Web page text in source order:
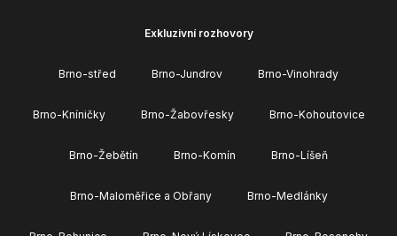
Exkluzivní rozhovory
Brno-střed Brno-Jundrov Brno-Vinohrady
Brno-Kníničky Brno-Žabovřesky Brno-Kohoutovice
Brno-Žebětín Brno-Komín Brno-Líšeň
Brno-Maloměřice a Obřany Brno-Medlánky